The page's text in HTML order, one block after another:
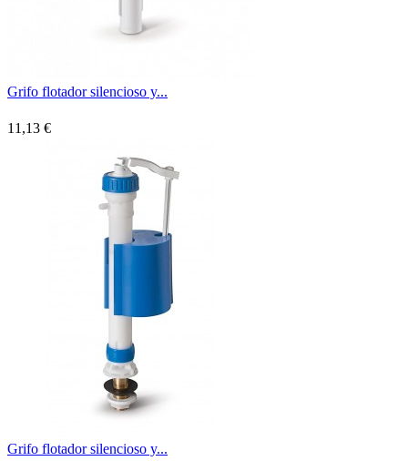
Grifo flotador silencioso y...
11,13 €
Grifo flotador silencioso y...